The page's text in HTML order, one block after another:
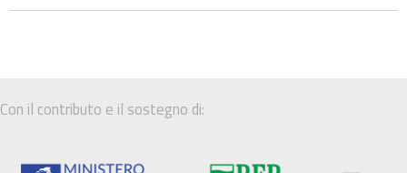
Con il contributo e il sostegno di: